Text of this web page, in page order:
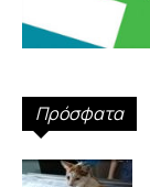
Πρόσφατα